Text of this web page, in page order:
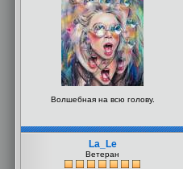
Волшебная на всю голову.
La_Le
Ветеран